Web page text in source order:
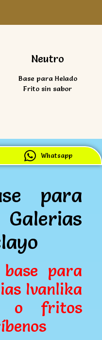
Neutro
Base para Helado
Frito sin sabor
Whatsapp
para
para
Ivanlika
o fritos